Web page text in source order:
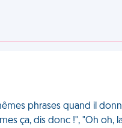
phrases quand il
ça, dis donc !", "Oh oh,